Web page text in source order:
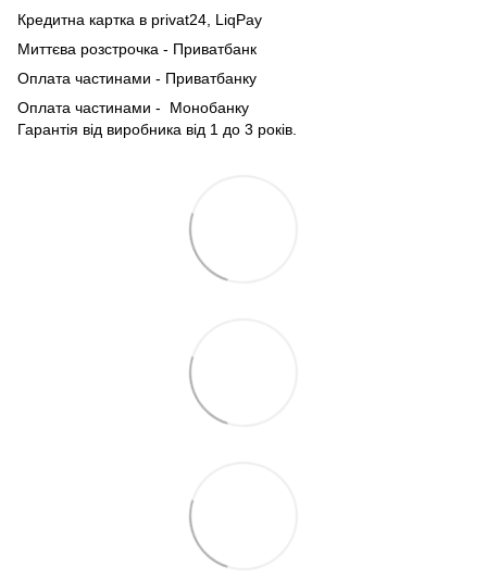
Кредитна картка в privat24, LiqPay
Миттєва розстрочка - Приватбанк
Оплата частинами - Приватбанку
Оплата частинами - Монобанку
Гарантія від виробника від 1 до 3 років.